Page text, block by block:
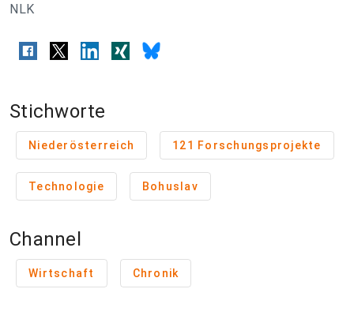
NLK
Stichworte
Niederösterreich 121 Forschungsprojekte
Technologie Bohuslav
Channel
Wirtschaft Chronik